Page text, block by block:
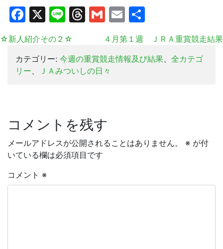
Facebook
X LineThreads
Gmail
Email
☆新人紹介その２☆
４月第１週 ＪＲＡ重賞競走結果
カテゴリー: 今週の重賞競走情報及び結果
全カテゴ
リー
ＪＡみついしの日々
コメントを残す
メールアドレスが公開されることはありません。 ※ が付
いている欄は必須項目です
コメント ※